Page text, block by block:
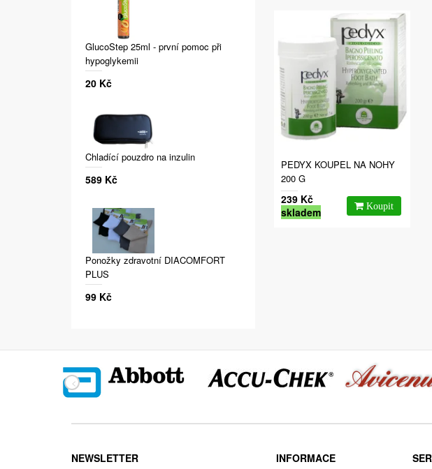
PEDYX KOUPEL NA NOHY
200 G
239 Kč
skladem
GlucoStep 25ml - první pomoc při
hypoglykemii
20 Kč
Chladící pouzdro na inzulin
589 Kč
Ponožky zdravotní DIACOMFORT
PLUS
99 Kč
NEWSLETTER INFORMACE